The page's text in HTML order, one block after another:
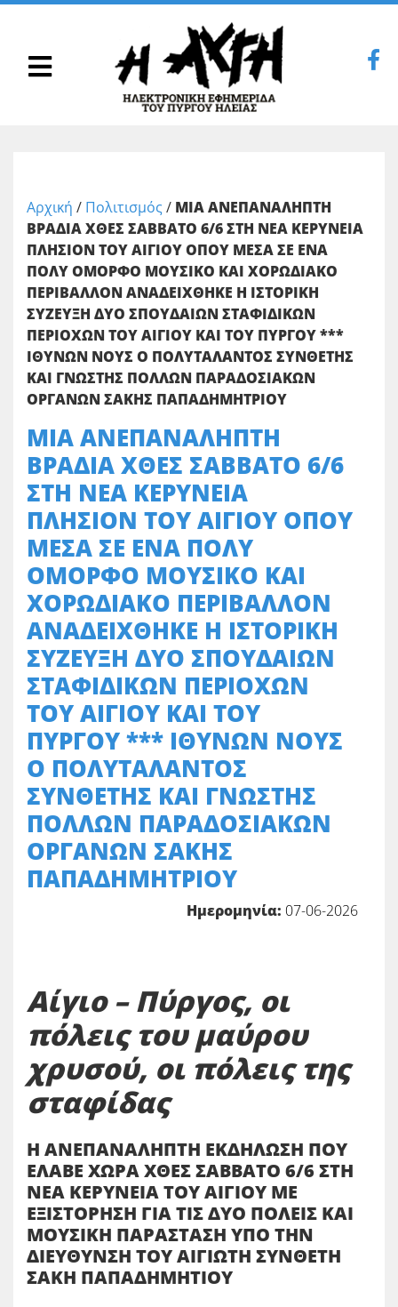
Αρχική / Πολιτισμός / ΜΙΑ ΑΝΕΠΑΝΑΛΗΠΤΗ
ΒΡΑΔΙΑ ΧΘΕΣ ΣΑΒΒΑΤΟ 6/6 ΣΤΗ ΝΕΑ ΚΕΡΥΝΕΙΑ
ΠΛΗΣΙΟΝ ΤΟΥ ΑΙΓΙΟΥ ΟΠΟΥ ΜΕΣΑ ΣΕ ΕΝΑ
ΠΟΛΥ ΟΜΟΡΦΟ ΜΟΥΣΙΚΟ ΚΑΙ ΧΟΡΩΔΙΑΚΟ
ΠΕΡΙΒΑΛΛΟΝ ΑΝΑΔΕΙΧΘΗΚΕ Η ΙΣΤΟΡΙΚΗ
ΣΥΖΕΥΞΗ ΔΥΟ ΣΠΟΥΔΑΙΩΝ ΣΤΑΦΙΔΙΚΩΝ
ΠΕΡΙΟΧΩΝ ΤΟΥ ΑΙΓΙΟΥ ΚΑΙ ΤΟΥ ΠΥΡΓΟΥ ***
ΙΘΥΝΩΝ ΝΟΥΣ Ο ΠΟΛΥΤΑΛΑΝΤΟΣ ΣΥΝΘΕΤΗΣ
ΚΑΙ ΓΝΩΣΤΗΣ ΠΟΛΛΩΝ ΠΑΡΑΔΟΣΙΑΚΩΝ
ΟΡΓΑΝΩΝ ΣΑΚΗΣ ΠΑΠΑΔΗΜΗΤΡΙΟΥ
ΜΙΑ ΑΝΕΠΑΝΑΛΗΠΤΗ
ΒΡΑΔΙΑ ΧΘΕΣ ΣΑΒΒΑΤΟ 6/6
ΣΤΗ ΝΕΑ ΚΕΡΥΝΕΙΑ
ΠΛΗΣΙΟΝ ΤΟΥ ΑΙΓΙΟΥ ΟΠΟΥ
ΜΕΣΑ ΣΕ ΕΝΑ ΠΟΛΥ
ΟΜΟΡΦΟ ΜΟΥΣΙΚΟ ΚΑΙ
ΧΟΡΩΔΙΑΚΟ ΠΕΡΙΒΑΛΛΟΝ
ΑΝΑΔΕΙΧΘΗΚΕ Η ΙΣΤΟΡΙΚΗ
ΣΥΖΕΥΞΗ ΔΥΟ ΣΠΟΥΔΑΙΩΝ
ΣΤΑΦΙΔΙΚΩΝ ΠΕΡΙΟΧΩΝ
ΤΟΥ ΑΙΓΙΟΥ ΚΑΙ ΤΟΥ
ΠΥΡΓΟΥ *** ΙΘΥΝΩΝ ΝΟΥΣ
Ο ΠΟΛΥΤΑΛΑΝΤΟΣ
ΣΥΝΘΕΤΗΣ ΚΑΙ ΓΝΩΣΤΗΣ
ΠΟΛΛΩΝ ΠΑΡΑΔΟΣΙΑΚΩΝ
ΟΡΓΑΝΩΝ ΣΑΚΗΣ
ΠΑΠΑΔΗΜΗΤΡΙΟΥ
Ημερομηνία: 07-06-2026
Αίγιο – Πύργος, οι
πόλεις του μαύρου
χρυσού, οι πόλεις της
σταφίδας
Η ΑΝΕΠΑΝΑΛΗΠΤΗ ΕΚΔΗΛΩΣΗ ΠΟΥ
ΕΛΑΒΕ ΧΩΡΑ ΧΘΕΣ ΣΑΒΒΑΤΟ 6/6 ΣΤΗ
ΝΕΑ ΚΕΡΥΝΕΙΑ ΤΟΥ ΑΙΓΙΟΥ ΜΕ
ΕΞΙΣΤΟΡΗΣΗ ΓΙΑ ΤΙΣ ΔΥΟ ΠΟΛΕΙΣ ΚΑΙ
ΜΟΥΣΙΚΗ ΠΑΡΑΣΤΑΣΗ ΥΠΟ ΤΗΝ
ΔΙΕΥΘΥΝΣΗ ΤΟΥ ΑΙΓΙΩΤΗ ΣΥΝΘΕΤΗ
ΣΑΚΗ ΠΑΠΑΔΗΜΗΤΙΟΥ